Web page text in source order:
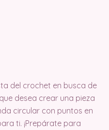
del crochet en busca de
desea crear una pieza
circular con puntos en
ti. ¡Prepárate para